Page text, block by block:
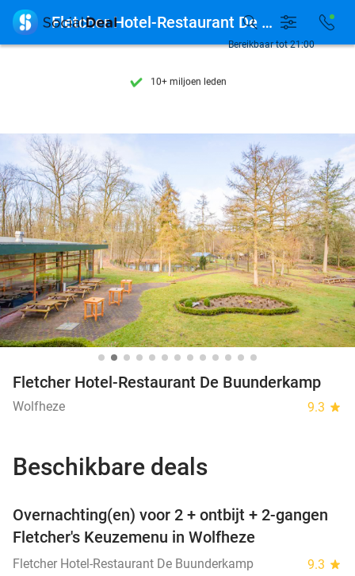
7 dagen per week beschikbaar
7 dagen per week beschikbaar
10+ miljoen leden
Bereikbaar tot 21:00
 Fletcher Hotel-Restaurant De Buunderkamp
Fletcher Hotel-Restaurant De Buunderkamp
Wolfheze 9.3 star
Beschikbare deals
Overnachting(en) voor 2 + ontbijt + 2-gangen
Fletcher's Keuzemenu in Wolfheze
Fletcher Hotel-Restaurant De Buunderkamp 9.3 star